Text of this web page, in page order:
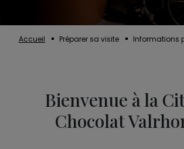
Accueil Préparer sa visite Informations
Bienvenue à la
Chocolat